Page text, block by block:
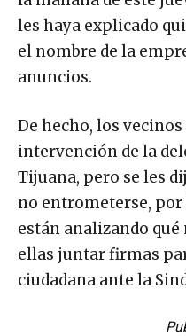
les haya explicado
el nombre de la
anuncios.
De hecho, los
intervención de la
Tijuana, pero se les
no entrometerse, por
están analizando
ellas juntar firmas
ciudadana ante la